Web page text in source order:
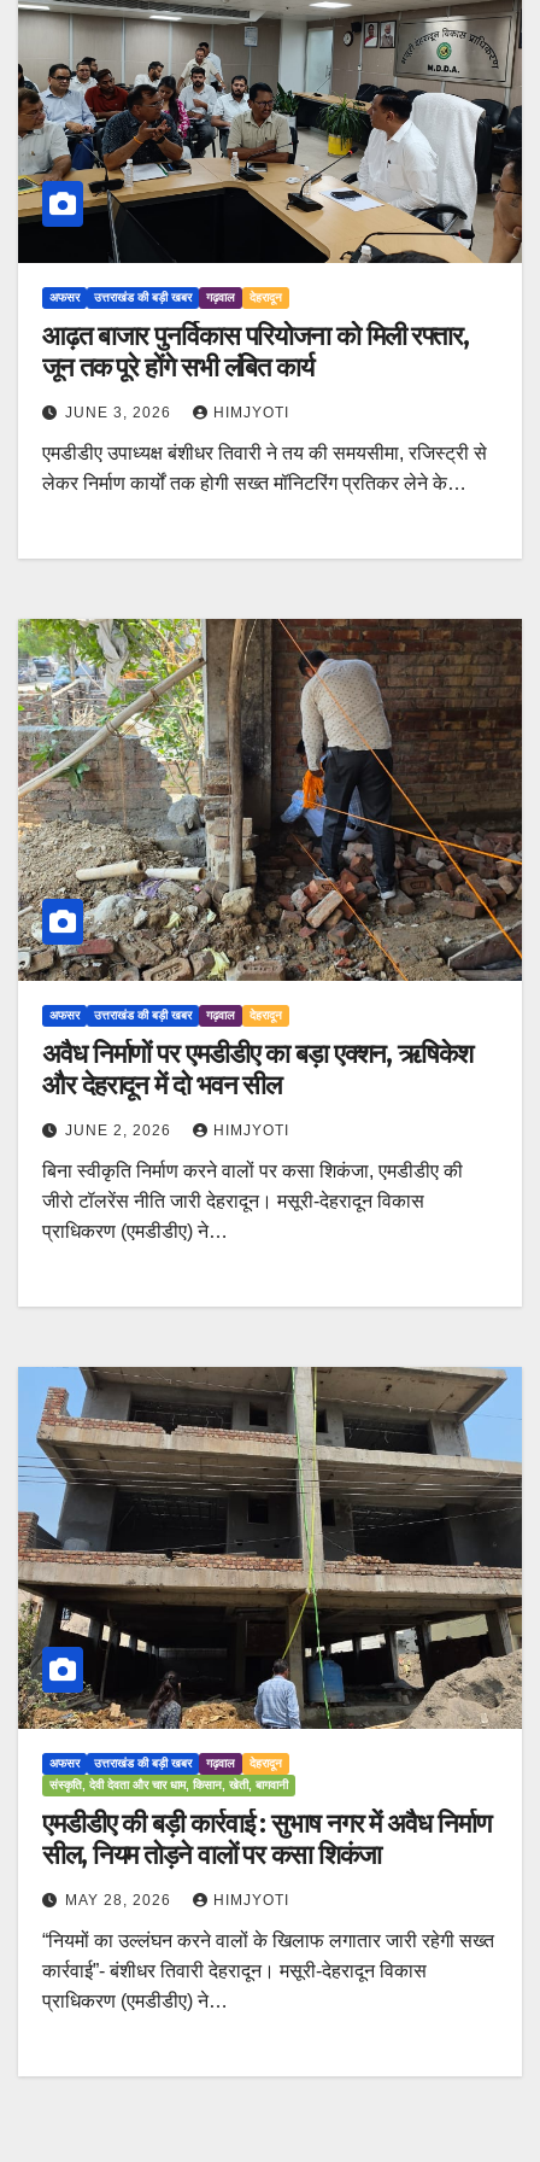
अफसर उत्तराखंड की बड़ी खबर गढ़वाल देहरादून
आढ़त बाजार पुनर्विकास परियोजना को मिली रफ्तार,
जून तक पूरे होंगे सभी लंबित कार्य
JUNE 3, 2026 HIMJYOTI
एमडीडीए उपाध्यक्ष बंशीधर तिवारी ने तय की समयसीमा, रजिस्ट्री से
लेकर निर्माण कार्यों तक होगी सख्त मॉनिटरिंग प्रतिकर लेने के…
अफसर उत्तराखंड की बड़ी खबर गढ़वाल देहरादून
अवैध निर्माणों पर एमडीडीए का बड़ा एक्शन, ऋषिकेश
और देहरादून में दो भवन सील
JUNE 2, 2026 HIMJYOTI
बिना स्वीकृति निर्माण करने वालों पर कसा शिकंजा, एमडीडीए की
जीरो टॉलरेंस नीति जारी देहरादून। मसूरी-देहरादून विकास
प्राधिकरण (एमडीडीए) ने…
अफसर उत्तराखंड की बड़ी खबर गढ़वाल
देहरादून
संस्कृति, देवी देवता और चार धाम, किसान, खेती, बागवानी
एमडीडीए की बड़ी कार्रवाई : सुभाष नगर में अवैध निर्माण
सील, नियम तोड़ने वालों पर कसा शिकंजा
MAY 28, 2026 HIMJYOTI
“नियमों का उल्लंघन करने वालों के खिलाफ लगातार जारी रहेगी सख्त
कार्रवाई”- बंशीधर तिवारी देहरादून। मसूरी-देहरादून विकास
प्राधिकरण (एमडीडीए) ने…